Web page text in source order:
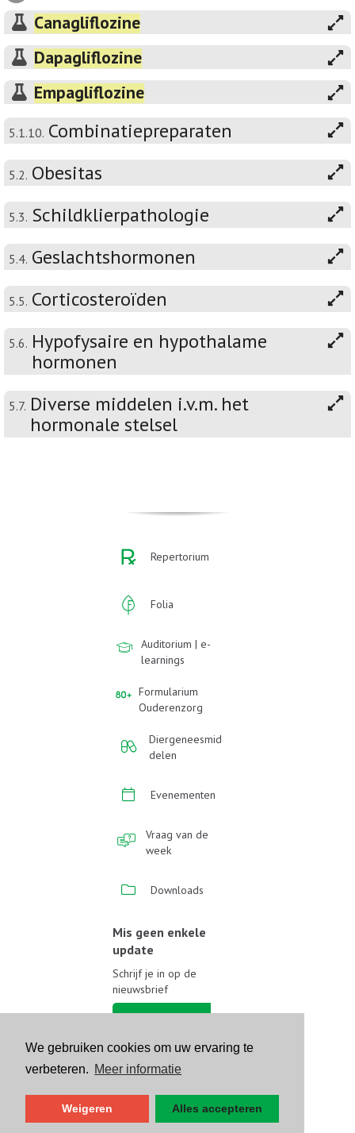
We gebruiken cookies om uw ervaring te
verbeteren. Meer informatie
Weigeren Alles accepteren
Canagliflozine
Dapagliflozine
Empagliflozine
5.1.10. Combinatiepreparaten
5.2. Obesitas
5.3. Schildklierpathologie
5.4. Geslachtshormonen
5.5. Corticosteroïden
5.6. Hypofysaire en hypothalame
hormonen
5.7. Diverse middelen i.v.m. het
hormonale stelsel
Repertorium
Folia
Auditorium | e-
learnings
Formularium
Ouderenzorg
Diergeneesmid
delen
Evenementen
Vraag van de
week
Downloads
Mis geen enkele
update
Schrijf je in op de
nieuwsbrief
Volg ons op sociale media